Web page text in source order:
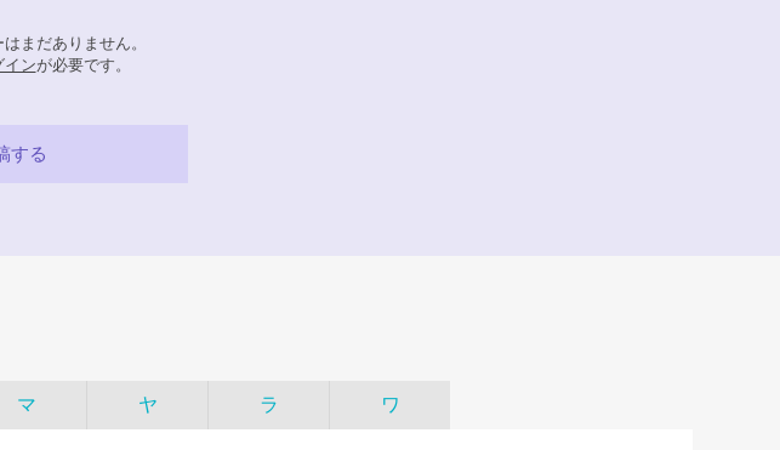
まだありません。
インが必要です。
する
マ ヤ ラ ワ